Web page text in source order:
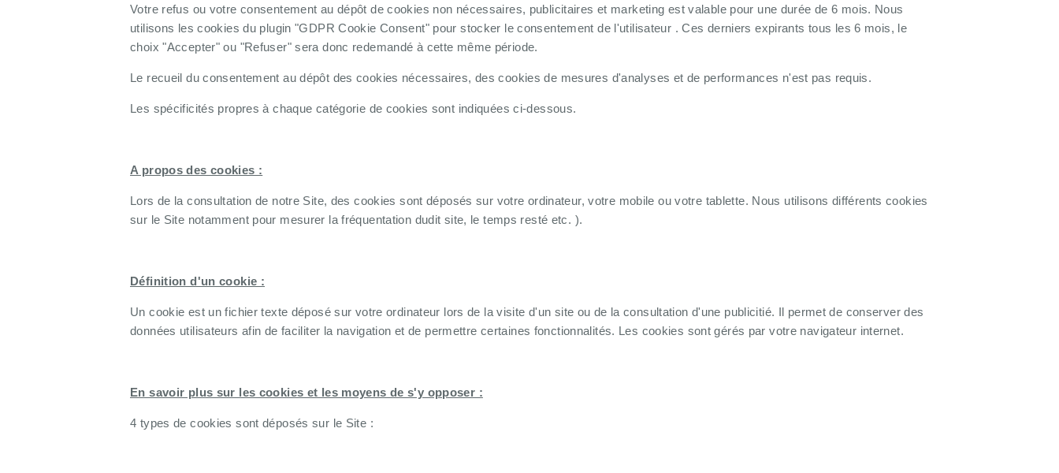
Votre refus ou votre consentement au dépôt de cookies non nécessaires, publicitaires et marketing est valable pour une durée de 6 mois. Nous
utilisons les cookies du plugin "GDPR Cookie Consent" pour stocker le consentement de l'utilisateur . Ces derniers expirants tous les 6 mois, le
choix "Accepter" ou "Refuser" sera donc redemandé à cette même période.
Le recueil du consentement au dépôt des cookies nécessaires, des cookies de mesures d'analyses et de performances n'est pas requis.
Les spécificités propres à chaque catégorie de cookies sont indiquées ci-dessous.
A propos des cookies :
Lors de la consultation de notre Site, des cookies sont déposés sur votre ordinateur, votre mobile ou votre tablette. Nous utilisons différents cookies
sur le Site notamment pour mesurer la fréquentation dudit site, le temps resté etc. ).
Définition d'un cookie :
Un cookie est un fichier texte déposé sur votre ordinateur lors de la visite d'un site ou de la consultation d'une publicitié. Il permet de conserver des
données utilisateurs afin de faciliter la navigation et de permettre certaines fonctionnalités. Les cookies sont gérés par votre navigateur internet.
En savoir plus sur les cookies et les moyens de s'y opposer :
4 types de cookies sont déposés sur le Site :